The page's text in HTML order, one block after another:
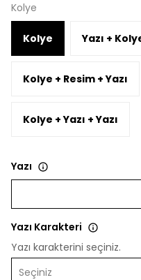
Kolye
Kolye Yazı +
Kolye + Resim + Yazı
Kolye + Yazı + Yazı
Yazı
Yazı Karakteri
Yazı karakterini seçiniz.
Seçiniz